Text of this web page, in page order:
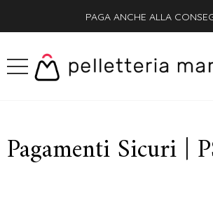
PAGA ANCHE ALLA
SPEDIZIONE GRATIS + OMAGGIO SU
Pagamenti Sicuri |